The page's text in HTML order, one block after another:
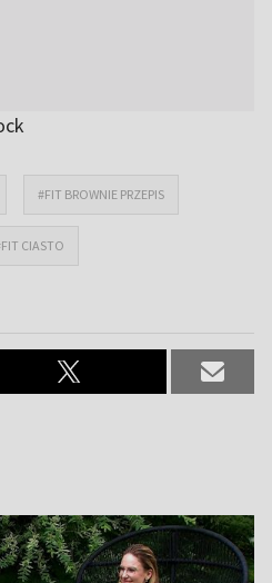
#FIT BROWNIE PRZEPIS
CIASTO